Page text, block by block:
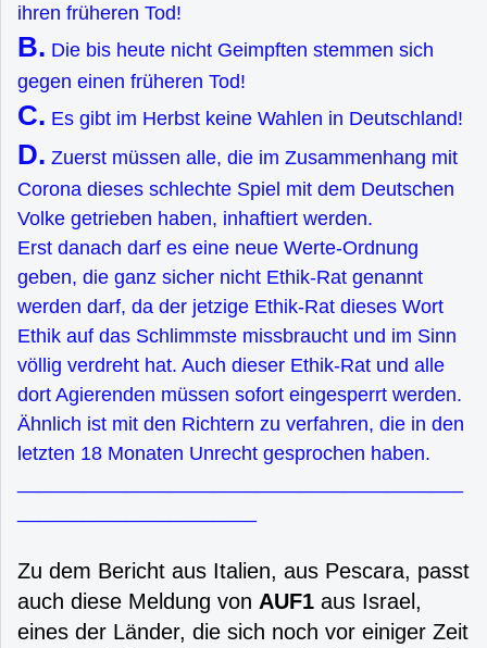
ihren früheren Tod!
B. Die bis heute nicht Geimpften stemmen sich
gegen einen früheren Tod!
C. Es gibt im Herbst keine Wahlen in Deutschland!
D. Zuerst müssen alle, die im Zusammenhang mit
Corona dieses schlechte Spiel mit dem Deutschen
Volke getrieben haben, inhaftiert werden.
Erst danach darf es eine neue Werte-Ordnung
geben, die ganz sicher nicht Ethik-Rat genannt
werden darf, da der jetzige Ethik-Rat dieses Wort
Ethik auf das Schlimmste missbraucht und im Sinn
völlig verdreht hat. Auch dieser Ethik-Rat und alle
dort Agierenden müssen sofort eingesperrt werden.
Ähnlich ist mit den Richtern zu verfahren, die in den
letzten 18 Monaten Unrecht gesprochen haben.
Zu dem Bericht aus Italien, aus Pescara, passt
auch diese Meldung von AUF1 aus Israel,
eines der Länder, die sich noch vor einiger Zeit